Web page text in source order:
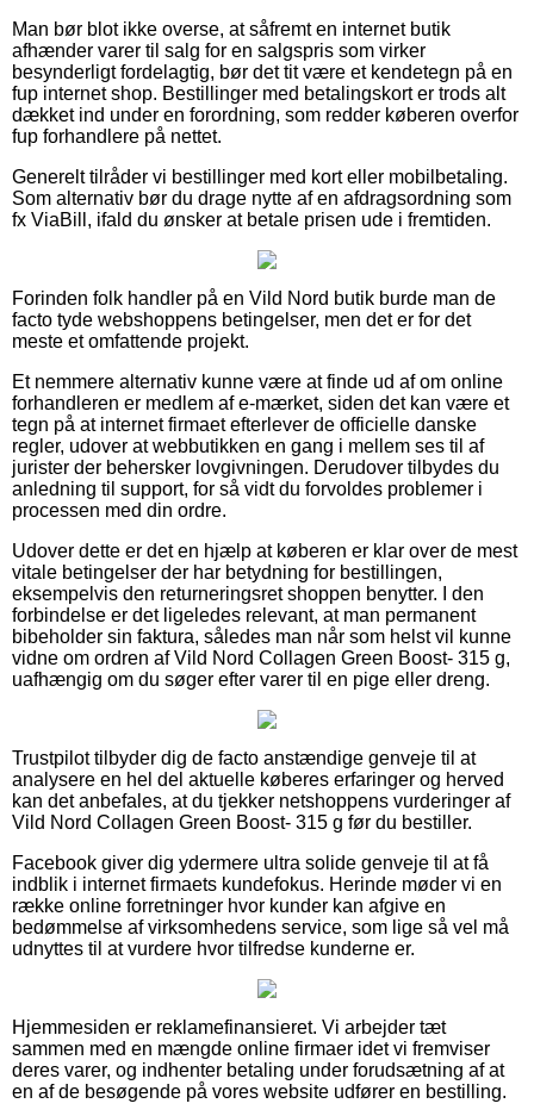
Man bør blot ikke overse, at såfremt en internet butik
afhænder varer til salg for en salgspris som virker
besynderligt fordelagtig, bør det tit være et kendetegn på en
fup internet shop. Bestillinger med betalingskort er trods alt
dækket ind under en forordning, som redder køberen overfor
fup forhandlere på nettet.
Generelt tilråder vi bestillinger med kort eller mobilbetaling.
Som alternativ bør du drage nytte af en afdragsordning som
fx ViaBill, ifald du ønsker at betale prisen ude i fremtiden.
Forinden folk handler på en Vild Nord butik burde man de
facto tyde webshoppens betingelser, men det er for det
meste et omfattende projekt.
Et nemmere alternativ kunne være at finde ud af om online
forhandleren er medlem af e-mærket, siden det kan være et
tegn på at internet firmaet efterlever de officielle danske
regler, udover at webbutikken en gang i mellem ses til af
jurister der behersker lovgivningen. Derudover tilbydes du
anledning til support, for så vidt du forvoldes problemer i
processen med din ordre.
Udover dette er det en hjælp at køberen er klar over de mest
vitale betingelser der har betydning for bestillingen,
eksempelvis den returneringsret shoppen benytter. I den
forbindelse er det ligeledes relevant, at man permanent
bibeholder sin faktura, således man når som helst vil kunne
vidne om ordren af Vild Nord Collagen Green Boost- 315 g,
uafhængig om du søger efter varer til en pige eller dreng.
Trustpilot tilbyder dig de facto anstændige genveje til at
analysere en hel del aktuelle køberes erfaringer og herved
kan det anbefales, at du tjekker netshoppens vurderinger af
Vild Nord Collagen Green Boost- 315 g før du bestiller.
Facebook giver dig ydermere ultra solide genveje til at få
indblik i internet firmaets kundefokus. Herinde møder vi en
række online forretninger hvor kunder kan afgive en
bedømmelse af virksomhedens service, som lige så vel må
udnyttes til at vurdere hvor tilfredse kunderne er.
Hjemmesiden er reklamefinansieret. Vi arbejder tæt
sammen med en mængde online firmaer idet vi fremviser
deres varer, og indhenter betaling under forudsætning af at
en af de besøgende på vores website udfører en bestilling.